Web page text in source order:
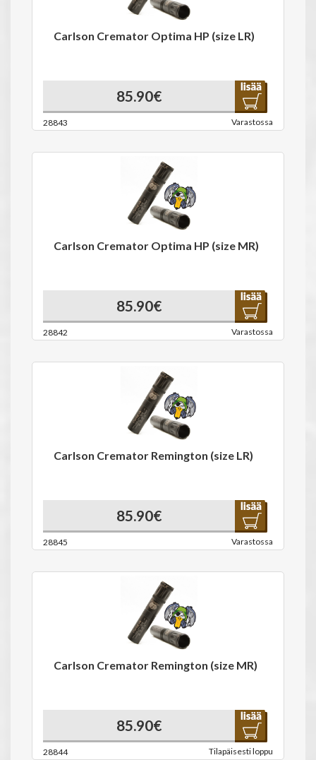
Carlson Cremator Optima HP (size LR)
85.90€
28843 Varastossa
Carlson Cremator Optima HP (size MR)
85.90€
28842 Varastossa
Carlson Cremator Remington (size LR)
85.90€
28845 Varastossa
Carlson Cremator Remington (size MR)
85.90€
28844 Tilapäisesti loppu